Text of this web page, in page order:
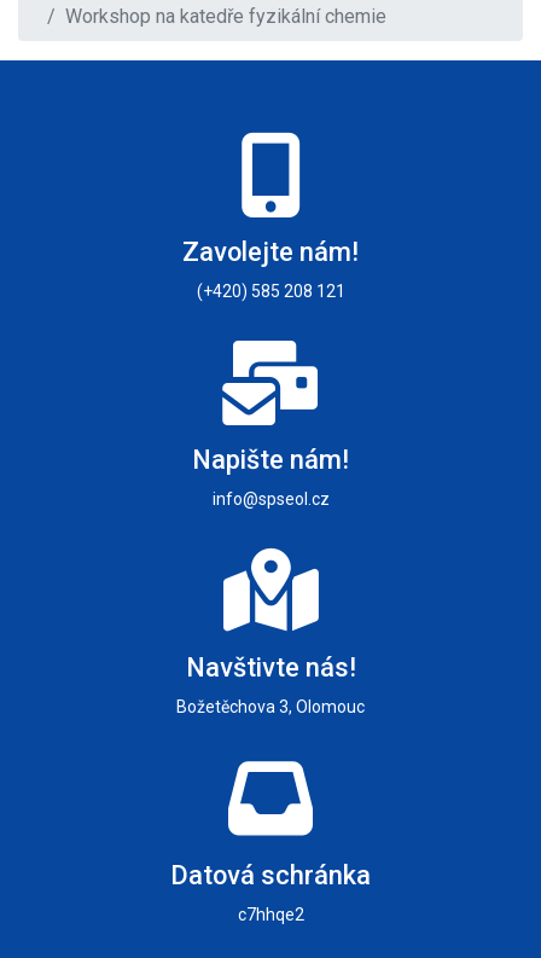
Workshop na katedře fyzikální chemie
Zavolejte nám!
(+420) 585 208 121
Napište nám!
info@spseol.cz
Navštivte nás!
Božetěchova 3, Olomouc
Datová schránka
c7hhqe2